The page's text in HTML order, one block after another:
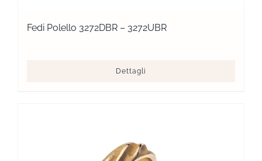
Fedi Polello 3272DBR – 3272UBR
Dettagli